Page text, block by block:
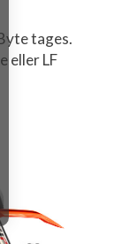
tages.
eller LF